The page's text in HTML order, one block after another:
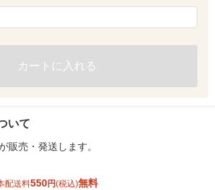
カートに入れる
いて
販売・発送します。
配送料550円(税込)無料